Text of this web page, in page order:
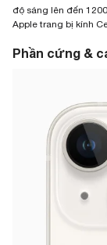
độ sáng lên đến
Apple trang bị kính
Phần cứng &